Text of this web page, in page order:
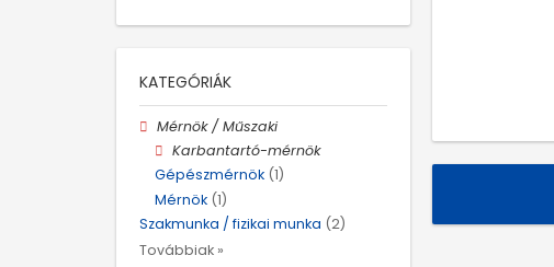
KATEGÓRIÁK
Mérnök / Műszaki
Karbantartó-mérnök
Gépészmérnök (1)
Mérnök (1)
Szakmunka / fizikai munka (2)
Továbbiak »